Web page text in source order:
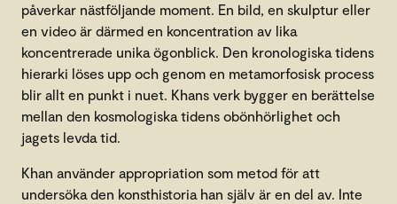
påverkar nästföljande moment. En bild, en skulptur eller
en video är därmed en koncentration av lika
koncentrerade unika ögonblick. Den kronologiska tidens
hierarki löses upp och genom en metamorfosisk process
blir allt en punkt i nuet. Khans verk bygger en berättelse
mellan den kosmologiska tidens obönhörlighet och
jagets levda tid.
Khan använder appropriation som metod för att
undersöka den konsthistoria han själv är en del av. Inte